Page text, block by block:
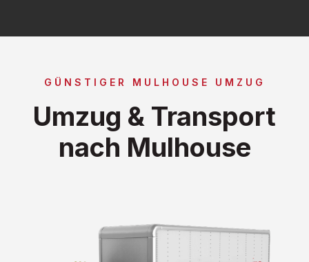
GÜNSTIGER MULHOUSE UMZUG
Umzug & Transport
nach Mulhouse